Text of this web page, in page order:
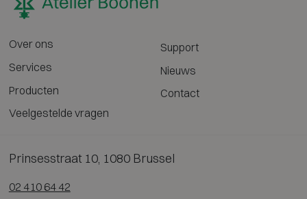
Over ons
Services
Producten
Veelgestelde vragen
Support
Nieuws
Contact
Prinsesstraat 10, 1080 Brussel
02 410 64 42